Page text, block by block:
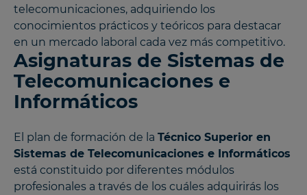
telecomunicaciones, adquiriendo los
conocimientos prácticos y teóricos para destacar
en un mercado laboral cada vez más competitivo.
Asignaturas de Sistemas de
Telecomunicaciones e
Informáticos
El plan de formación de la Técnico Superior en
Sistemas de Telecomunicaciones e Informáticos​
está constituido por diferentes módulos
profesionales a través de los cuáles adquirirás los